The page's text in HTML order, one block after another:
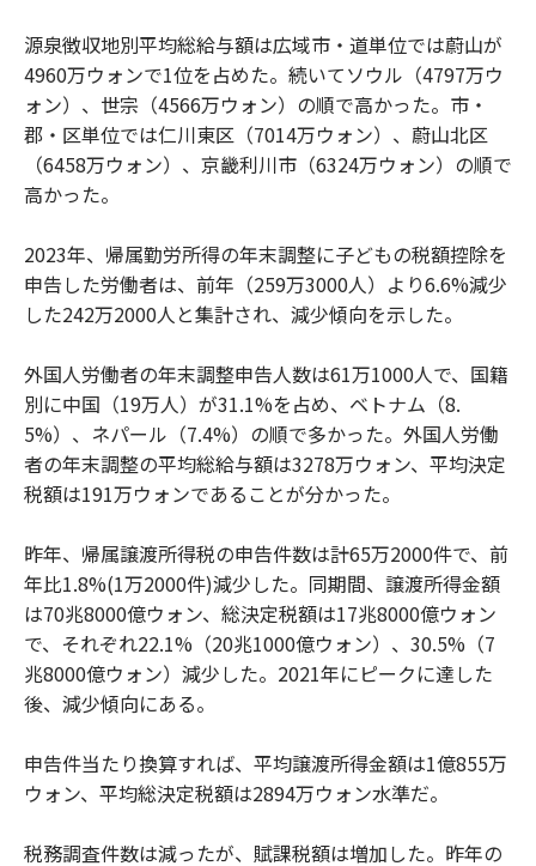
源泉徴収地別平均総給与額は広域市・道単位では蔚山が
4960万ウォンで1位を占めた。続いてソウル（4797万ウ
ォン）、世宗（4566万ウォン）の順で高かった。市・
郡・区単位では仁川東区（7014万ウォン）、蔚山北区
（6458万ウォン）、京畿利川市（6324万ウォン）の順で
高かった。
2023年、帰属勤労所得の年末調整に子どもの税額控除を
申告した労働者は、前年（259万3000人）より6.6%減少
した242万2000人と集計され、減少傾向を示した。
外国人労働者の年末調整申告人数は61万1000人で、国籍
別に中国（19万人）が31.1%を占め、ベトナム（8.
5%）、ネパール（7.4%）の順で多かった。外国人労働
者の年末調整の平均総給与額は3278万ウォン、平均決定
税額は191万ウォンであることが分かった。
昨年、帰属譲渡所得税の申告件数は計65万2000件で、前
年比1.8%(1万2000件)減少した。同期間、譲渡所得金額
は70兆8000億ウォン、総決定税額は17兆8000億ウォン
で、それぞれ22.1%（20兆1000億ウォン）、30.5%（7
兆8000億ウォン）減少した。2021年にピークに達した
後、減少傾向にある。
申告件当たり換算すれば、平均譲渡所得金額は1億855万
ウォン、平均総決定税額は2894万ウォン水準だ。
税務調査件数は減ったが、賦課税額は増加した。昨年の